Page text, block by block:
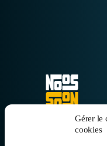
Gérer le
cookies